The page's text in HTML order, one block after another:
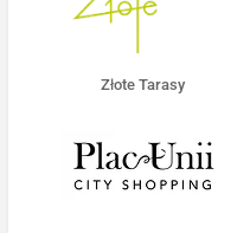
Złote Tarasy